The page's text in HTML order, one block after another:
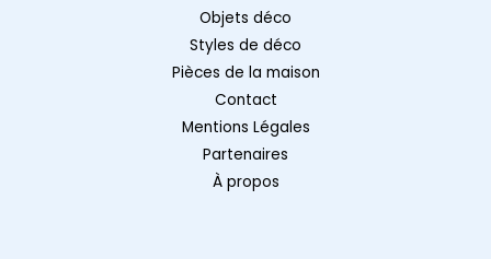
Objets déco
Styles de déco
Pièces de la maison
Contact
Mentions Légales
Partenaires
À propos